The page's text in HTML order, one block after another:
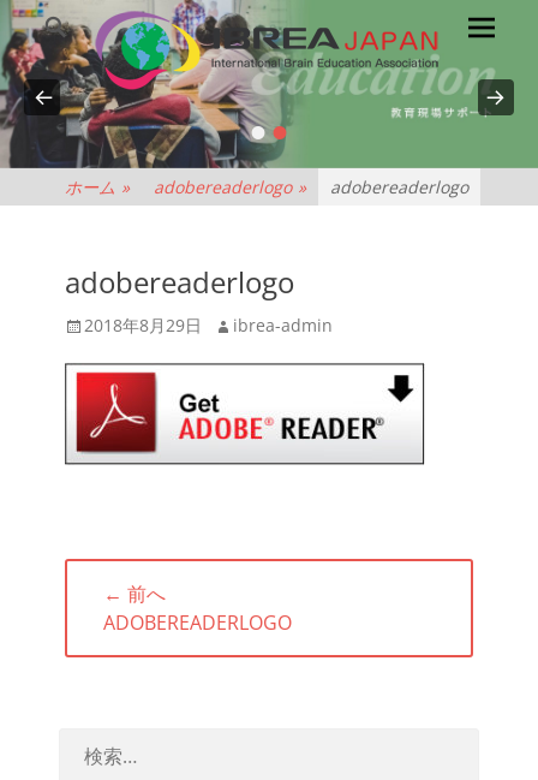
NPO
法
IBREA
JAPAN
メ
イ
ン
メ
ュ
ー
索
••
ホーム » adobereaderlogo » adobereaderlogo
adobereaderlogo
投
日
2018年8月29日
投 ibrea-admin
投
ビ
シ
← 前へ
前
の
ADOBEREADERLOGO